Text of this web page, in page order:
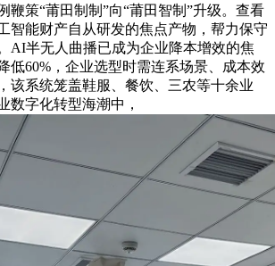
鞭策“莆田制制”向“莆田智制”升级。查看
智能财产自从研发的焦点产物，帮力保守
AI半无人曲播已成为企业降本增效的焦
低60%，企业选型时需连系场景、成本效
该系统笼盖鞋服、餐饮、三农等十余业
数字化转型海潮中，